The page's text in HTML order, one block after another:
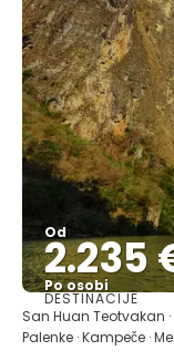
Od
2.235
Po osobi
DESTINACIJE
San Huan Teotvakan
Palenke · Kampeče ·